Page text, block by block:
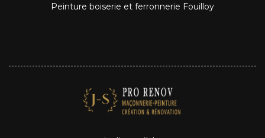
Peinture boiserie et ferronnerie Fouilloy